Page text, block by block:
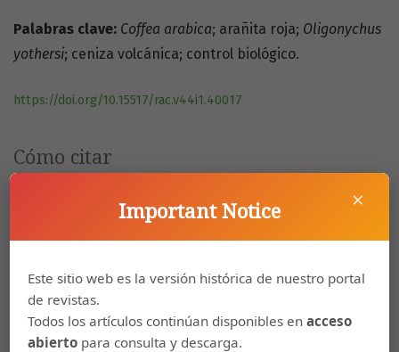
Cómo citar
M. (2019). Brote de Oligonychus yothersi en cafetales de Costa
Rica por la ceniza del Volcán Poás durante el año 2017.
Agronomía Costarricense,44(1).
Más formatos de cita
Palabras clave: Coffea arabica; arañita roja; Oligonychus
yothersi; ceniza volcánica; control biológico.
https://doi.org/10.15517/rac.v44i1.40017
×
Important Notice
Este sitio web es la versión histórica de nuestro portal
de revistas.
Todos los artículos continúan disponibles enacceso
abierto para consulta y descarga.